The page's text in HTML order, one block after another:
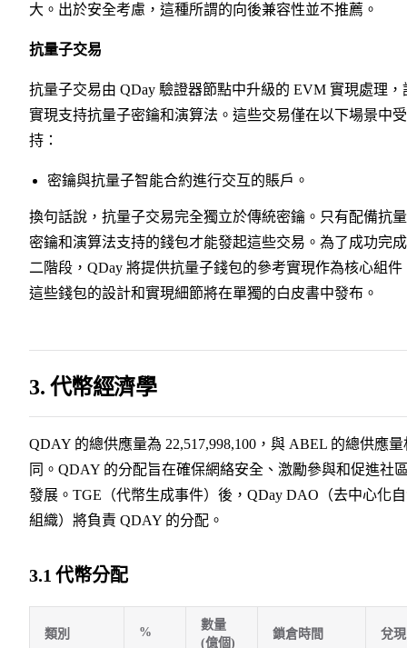
大。出於安全考慮，這種所謂的向後兼容性並不推薦。
抗量子交易
抗量子交易由 QDay 驗證器節點中升級的 EVM 實現處理，
實現支持抗量子密鑰和演算法。這些交易僅在以下場景中
持：
密鑰與抗量子智能合約進行交互的賬戶。
換句話說，抗量子交易完全獨立於傳統密鑰。只有配備抗
密鑰和演算法支持的錢包才能發起這些交易。為了成功完
二階段，QDay 將提供抗量子錢包的參考實現作為核心組件
這些錢包的設計和實現細節將在單獨的白皮書中發布。
3. 代幣經濟學
QDAY 的總供應量為 22,517,998,100，與 ABEL 的總供應量
同。QDAY 的分配旨在確保網絡安全、激勵參與和促進社
發展。TGE（代幣生成事件）後，QDay DAO（去中心化
組織）將負責 QDAY 的分配。
3.1 代幣分配
類別 %
數量
(億個)
鎖倉時間 兌現